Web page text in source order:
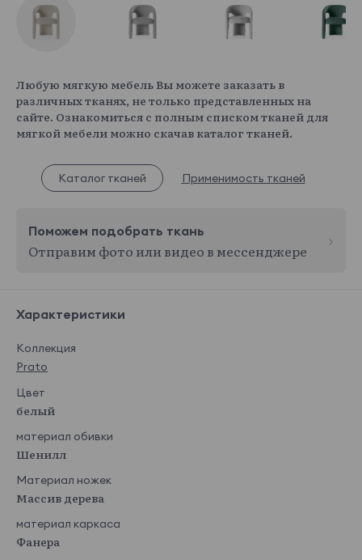
Любую мягкую мебель Вы можете заказать в
различных тканях, не только представленных на
сайте. Ознакомиться с полным списком тканей для
мягкой мебели можно скачав каталог тканей.
Каталог тканей Применимость тканей
Поможем подобрать ткань
Отправим фото или видео в мессенджере
Характеристики
Коллекция
Prato
Цвет
белый
материал обивки
Шенилл
Материал ножек
Массив дерева
материал каркаса
Фанера